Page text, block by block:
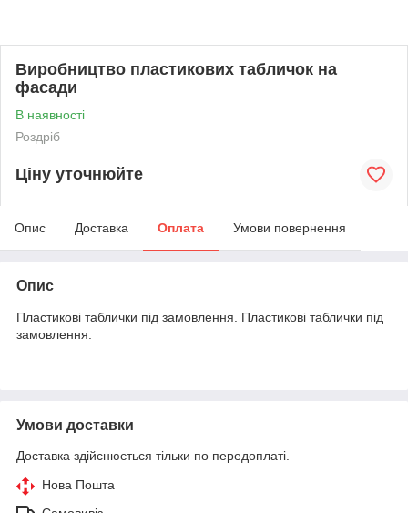
Виробництво пластикових табличок на
фасади
В наявності
Роздріб
Ціну уточнюйте
Опис Доставка Оплата Умови повернення
Опис
Пластикові таблички під замовлення. Пластикові таблички під
замовлення.
Умови доставки
Доставка здійснюється тільки по передоплаті.
Нова Пошта